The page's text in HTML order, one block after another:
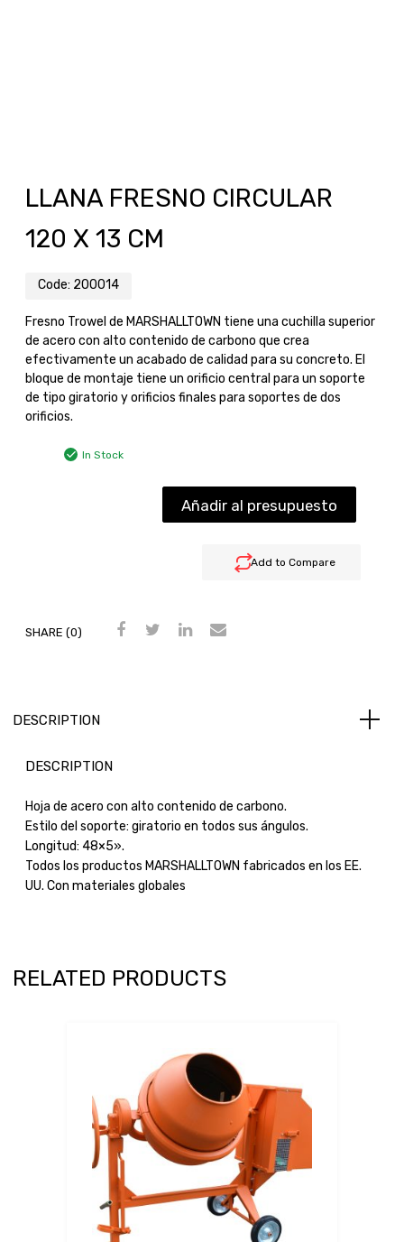
LLANA FRESNO CIRCULAR
120 X 13 CM
Code: 200014
Fresno Trowel de MARSHALLTOWN tiene una cuchilla superior
de acero con alto contenido de carbono que crea
efectivamente un acabado de calidad para su concreto. El
bloque de montaje tiene un orificio central para un soporte
de tipo giratorio y orificios finales para soportes de dos
orificios.
In Stock
Add to Compare
Añadir al presupuesto
SHARE (0)
DESCRIPTION
DESCRIPTION
Hoja de acero con alto contenido de carbono.
Estilo del soporte: giratorio en todos sus ángulos.
Longitud: 48×5».
Todos los productos MARSHALLTOWN fabricados en los EE.
UU. Con materiales globales
RELATED PRODUCTS